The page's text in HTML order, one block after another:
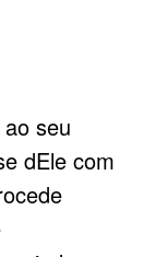
seu
dEle com